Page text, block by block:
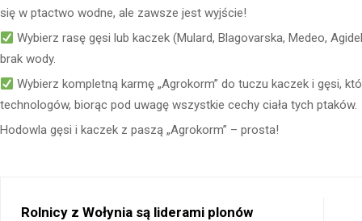
się w ptactwo wodne, ale zawsze jest wyjście!
Wybierz rasę gęsi lub kaczek (Mulard, Blagovarska, Medeo,
brak wody.
Wybierz kompletną karmę „Agrokorm” do tuczu kaczek i gęsi,
technologów, biorąc pod uwagę wszystkie cechy ciała tych ptaków.
Hodowla gęsi i kaczek z paszą „Agrokorm” – prosta!
Rolnicy z Wołynia są liderami plonów